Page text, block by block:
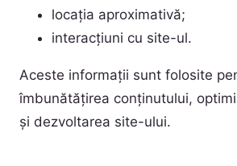
locația aproximativă;
interacțiuni cu site-ul.
Aceste informații sunt folosite
îmbunătățirea conținutului,
și dezvoltarea site-ului.